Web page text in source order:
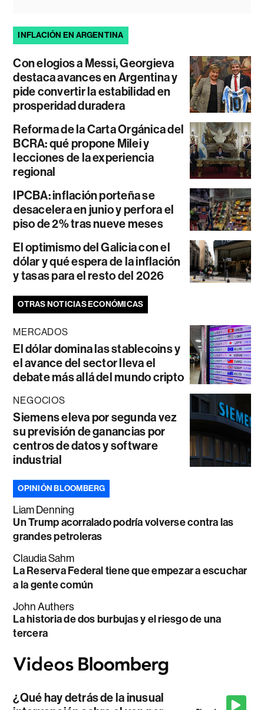
INFLACIÓN EN ARGENTINA
Con elogios a Messi, Georgieva
destaca avances en Argentina y
pide convertir la estabilidad en
prosperidad duradera
Reforma de la Carta Orgánica del
BCRA: qué propone Milei y
lecciones de la experiencia
regional
IPCBA: inflación porteña se
desacelera en junio y perfora el
piso de 2% tras nueve meses
El optimismo del Galicia con el
dólar y qué espera de la inflación
y tasas para el resto del 2026
OTRAS NOTICIAS ECONÓMICAS
MERCADOS
El dólar domina las stablecoins y
el avance del sector lleva el
debate más allá del mundo cripto
NEGOCIOS
Siemens eleva por segunda vez
su previsión de ganancias por
centros de datos y software
industrial
OPINIÓN BLOOMBERG
Liam Denning
Un Trump acorralado podría volverse contra las
grandes petroleras
Claudia Sahm
La Reserva Federal tiene que empezar a escuchar
a la gente común
John Authers
La historia de dos burbujas y el riesgo de una
tercera
¿Qué hay detrás de la inusual